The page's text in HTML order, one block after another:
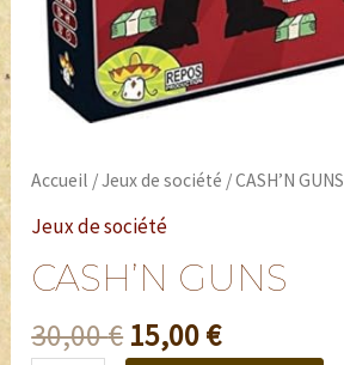
Accueil /Jeux de société / CASH’N GUNS
Jeux de société
CASH’N GUNS
30,00€ 15,00€